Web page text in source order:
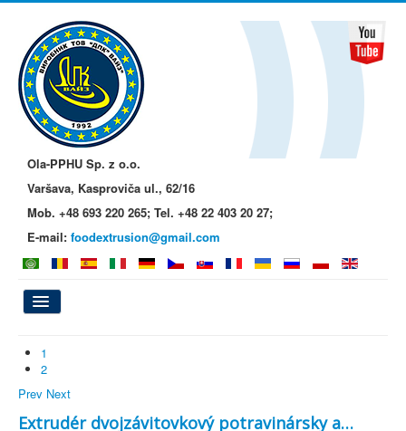
Ola-PPHU Sp. z o.o.
Varšava, Kasproviča ul., 62/16
Mob. +48 693 220 265; Tel. +48 22 403 20 27;
E-mail: foodextrusion@gmail.com
Hlavná
O nás
Kashi a detská výživa
1
2
Prev Next
Extrudér dvojzávitovkový potravinársky a…